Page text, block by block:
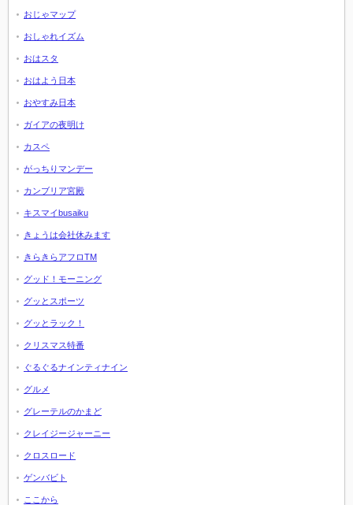
おじゃマップ
おしゃれイズム
おはスタ
おはよう日本
おやすみ日本
ガイアの夜明け
カスペ
がっちりマンデー
カンブリア宮殿
キスマイbusaiku
きょうは会社休みます
きらきらアフロTM
グッド！モーニング
グッとスポーツ
グッとラック！
クリスマス特番
ぐるぐるナインティナイン
グルメ
グレーテルのかまど
クレイジージャーニー
クロスロード
ゲンバビト
ここから